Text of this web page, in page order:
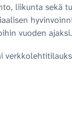
liikunta sekä
vuoden ajaksi.